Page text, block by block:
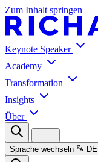
Zum Inhalt springen
Keynote Speaker
Academy
Transformation
Insights
Über
Sprache wechseln DE